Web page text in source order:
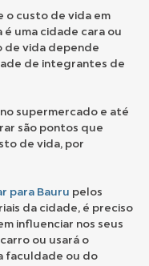
o custo de vida em
é uma cidade cara ou
de vida depende
de integrantes de
supermercado e até
são pontos que
de vida, por
para Bauru pelos
da cidade, é preciso
influenciar nos seus
ou usará o
faculdade ou do